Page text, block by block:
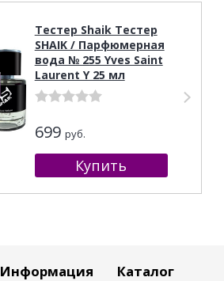
Тестер Shaik Тестер
SHAIK / Парфюмерная
вода № 255 Yves Saint
Laurent Y 25 мл
699 руб.
Информация Каталог